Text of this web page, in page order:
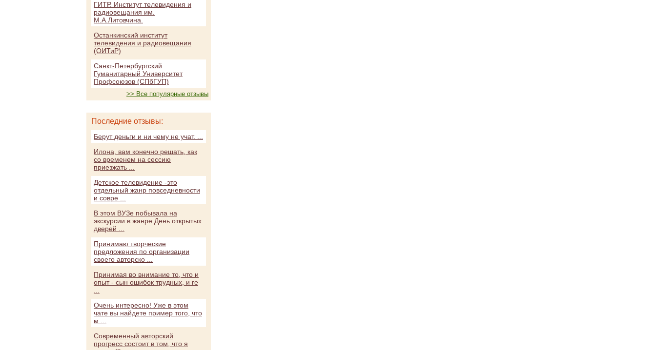
ГИТР. Институт телевидения и
радиовещания им.
М.А.Литовчина.
Останкинский институт
телевидения и радиовещания
(ОИТиР)
Санкт-Петербургский
Гуманитарный Университет
Профсоюзов (СПбГУП)
>> Все популярные отзывы
Последние отзывы:
Берут деньги и ни чему не учат. ...
Илона, вам конечно решать, как
со временем на сессию
приезжать ...
Детское телевидение -это
отдельный жанр повседневности
и совре ...
В этом ВУЗе побывала на
экскурсии в жанре День открытых
дверей ...
Принимаю творческие
предложения по организации
своего авторско ...
Принимая во внимание то, что и
опыт - сын ошибок трудных, и ге
Очень интересно! Уже в этом
чате вы найдете пример того, что
м ...
Современный авторский
прогресс состоит в том, что я